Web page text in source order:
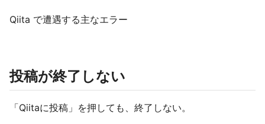
Qiita で遭遇する主なエラー
投稿が終了しない
「Qiitaに投稿」を押しても、終了しない。